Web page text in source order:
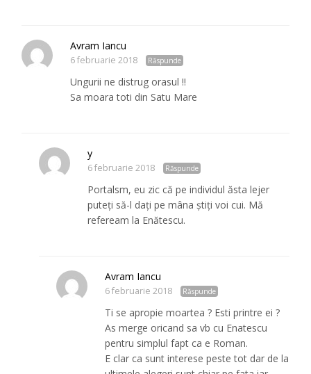
Avram Iancu
6 februarie 2018 Răspunde
Ungurii ne distrug orasul !!
Sa moara toti din Satu Mare
y
6 februarie 2018 Răspunde
Portalsm, eu zic că pe individul ăsta lejer
puteți să-l dați pe mâna știți voi cui. Mă
refeream la Enătescu.
Avram Iancu
6 februarie 2018 Răspunde
Ti se apropie moartea ? Esti printre ei ?
As merge oricand sa vb cu Enatescu
pentru simplul fapt ca e Roman.
E clar ca sunt interese peste tot dar de la